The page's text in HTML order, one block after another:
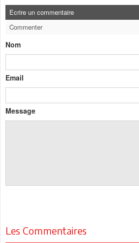
Ecrire un commentaire
Commenter
Nom
Email
Message
Les Commentaires